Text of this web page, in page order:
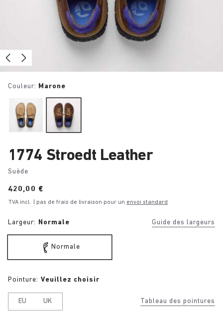
Couleur: Marone
1774 Stroedt Leather
Suède
Price:
420,00 €
TVA incl. | pas de frais de livraison pour un envoi standard
Largeur: Normale Guide des largeurs
Normale
Tableau des pointures
Pointure: Veuillez choisir
EU UK